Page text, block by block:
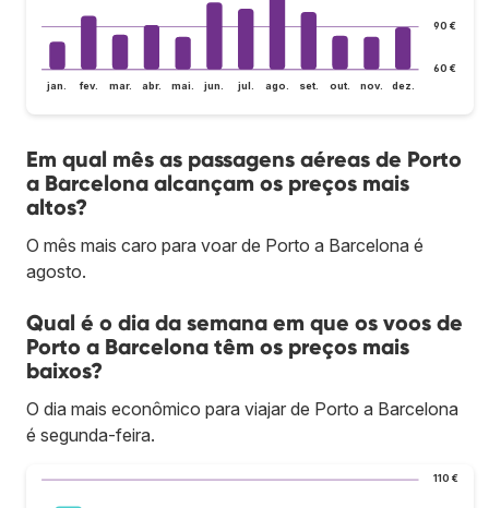
60 €
90 €
jan. fev. mar. abr. mai. jun. jul. ago. set. out. nov. dez.
Em qual mês as passagens aéreas de Porto
a Barcelona alcançam os preços mais
altos?
O mês mais caro para voar de Porto a Barcelona é
agosto.
Qual é o dia da semana em que os voos de
Porto a Barcelona têm os preços mais
baixos?
O dia mais econômico para viajar de Porto a Barcelona
é segunda-feira.
110 €